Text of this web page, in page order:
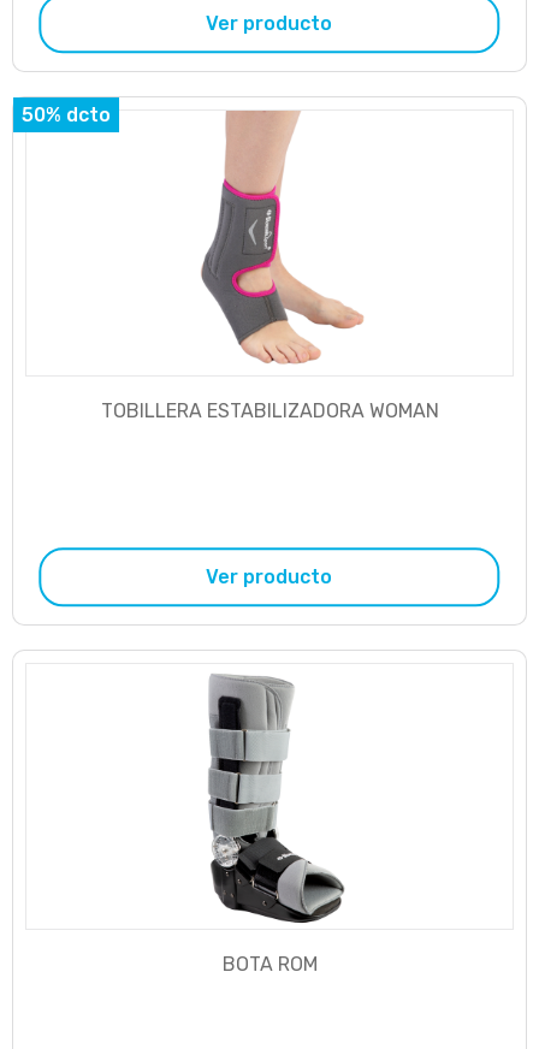
Ver producto
50% dcto
TOBILLERA ESTABILIZADORA WOMAN
Ver producto
BOTA ROM